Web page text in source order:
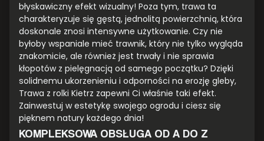
błyskawiczny efekt wizualny! Poza tym, trawa ta
charakteryzuje się gęstą, jednolitą powierzchnią, która
doskonale znosi intensywne użytkowanie. Czy nie
byłoby wspaniale mieć trawnik, który nie tylko wygląda
znakomicie, ale również jest trwały i nie sprawia
kłopotów z pielęgnacją od samego początku? Dzięki
solidnemu ukorzenieniu i odporności na erozję gleby,
Trawa z rolki Kietrz zapewni Ci właśnie taki efekt.
Zainwestuj w estetykę swojego ogrodu i ciesz się
pięknem natury każdego dnia!
KOMPLEKSOWA OBSŁUGA OD A DO Z